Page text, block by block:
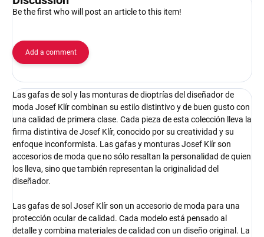
Be the first who will post an article to this item!
Add a comment
Las gafas de sol y las monturas de dioptrías del diseñador de
moda Josef Klír combinan su estilo distintivo y de buen gusto con
una calidad de primera clase. Cada pieza de esta colección lleva la
firma distintiva de Josef Klír, conocido por su creatividad y su
enfoque inconformista. Las gafas y monturas Josef Klír son
accesorios de moda que no sólo resaltan la personalidad de quien
los lleva, sino que también representan la originalidad del
diseñador.
Las gafas de sol Josef Klír son un accesorio de moda para una
protección ocular de calidad. Cada modelo está pensado al
detalle y combina materiales de calidad con un diseño original. La